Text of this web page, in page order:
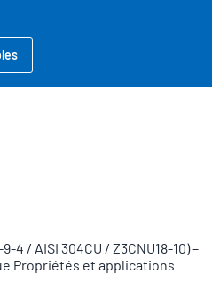
4 / AISI 304CU / Z3CNU18-10) –
Propriétés et applications